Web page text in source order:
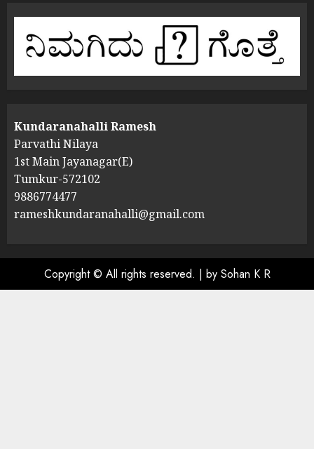
Kundaranahalli Ramesh
Parvathi Nilaya
1st Main Jayanagar(E)
Tumkur-572102
9886774477
rameshkundaranahalli@gmail.com
Copyright © All rights reserved. | by Sohan K R